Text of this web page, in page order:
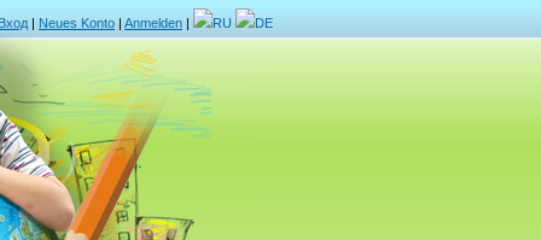
| Neues Konto | Anmelden | RU DE